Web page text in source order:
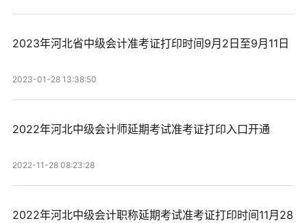
2023年河北省中级会计准考证打印时间9月2日至9月11日
2023-01-28 13:38:50
2022年河北中级会计师延期考试准考证打印入口开通
2022-11-28 08:23:28
2022年河北中级会计职称延期考试准考证打印时间11月28